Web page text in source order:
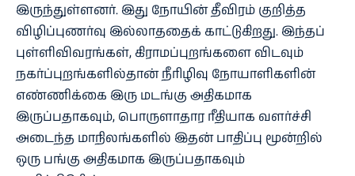
இருந்துள்ளனர். இது நோயின் தீவிரம் குறித்த
விழிப்புணர்வு இல்லாததைக் காட்டுகிறது. இந்தப்
புள்ளிவிவரங்கள், கிராமப்புறங்களை விடவும்
நகர்ப்புறங்களில்தான் நீரிழிவு நோயாளிகளின்
எண்ணிக்கை இரு மடங்கு அதிகமாக
இருப்பதாகவும், பொருளாதார ரீதியாக வளர்ச்சி
அடைந்த மாநிலங்களில் இதன் பாதிப்பு மூன்றில்
ஒரு பங்கு அதிகமாக இருப்பதாகவும்